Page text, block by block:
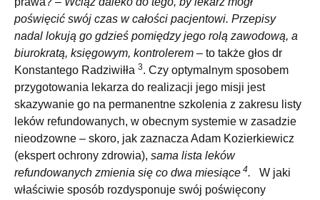
poświęcić swój czas w całości pacjentowi. Przepisy
nadal lokują go gdzieś pomiędzy jego rolą zawodową, a
biurokratą, księgowym, kontrolerem – to także głos dr
Konstantego Radziwiłła 3. Czy optymalnym sposobem
przygotowania lekarza do realizacji jego misji jest
skazywanie go na permanentne szkolenia z zakresu listy
leków refundowanych, w obecnym systemie w zasadzie
nieodzowne – skoro, jak zaznacza Adam Kozierkiewicz
(ekspert ochrony zdrowia), sama lista leków
refundowanych zmienia się co dwa miesiące 4. W jaki
właściwie sposób rozdysponuje swój poświęcony